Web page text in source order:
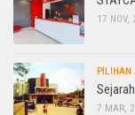
17 NOV,
PILIHAN
7 MAR,